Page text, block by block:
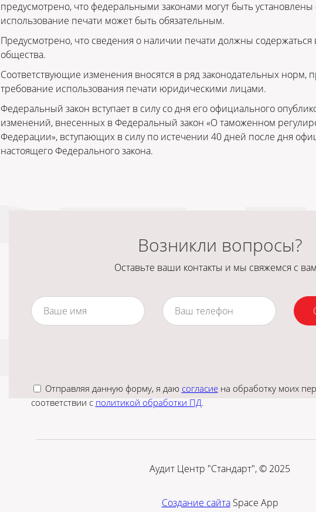
предусмотрено, что федеральными законами могут быть установлены
использование печати может быть обязательным.
Предусмотрено, что сведения о наличии печати должны содержаться
общества.
Соответствующие изменения вносятся в ряд законодательных норм,
требование использования печати юридическими лицами.
Федеральный закон вступает в силу со дня его официального
изменений, внесенных в Федеральный закон «О таможенном
Федерации», вступающих в силу по истечении 40 дней после дня
настоящего Федерального закона.
Возникли вопросы?
Оставьте ваши контакты и мы свяжемся с
Отправляя данную форму, я даю согласиена обработку моих
соответствии с политикой обработки ПД.
Аудит Центр "Стандарт", © 2025
Создание сайтаSpace App